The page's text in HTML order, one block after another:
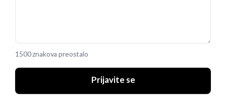
1500 znakova preostalo
Prijavite se